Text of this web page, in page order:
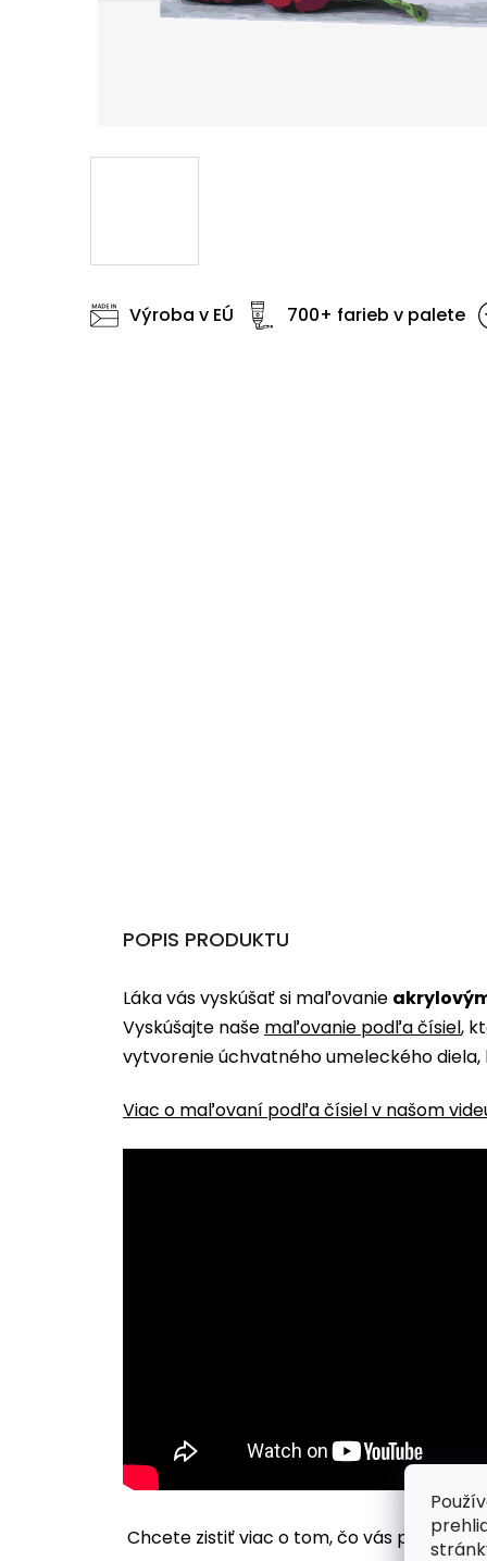
Výroba v EÚ 700+ farieb v palete
POPIS PRODUKTU
Láka vás vyskúšať si maľovanie
Vyskúšajte naše maľovanie podľa čísiel,
vytvorenie úchvatného umeleckého
Viac o maľovaní podľa čísiel v našom
Chcete zistiť viac o tom, čo vás pri